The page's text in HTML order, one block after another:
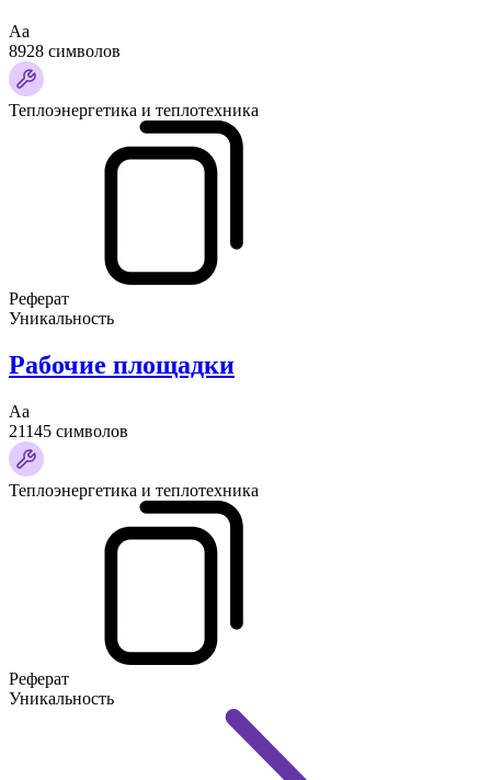
Аа
8928 символов
Теплоэнергетика и теплотехника
Реферат
Уникальность
Рабочие площадки
Аа
21145 символов
Теплоэнергетика и теплотехника
Реферат
Уникальность